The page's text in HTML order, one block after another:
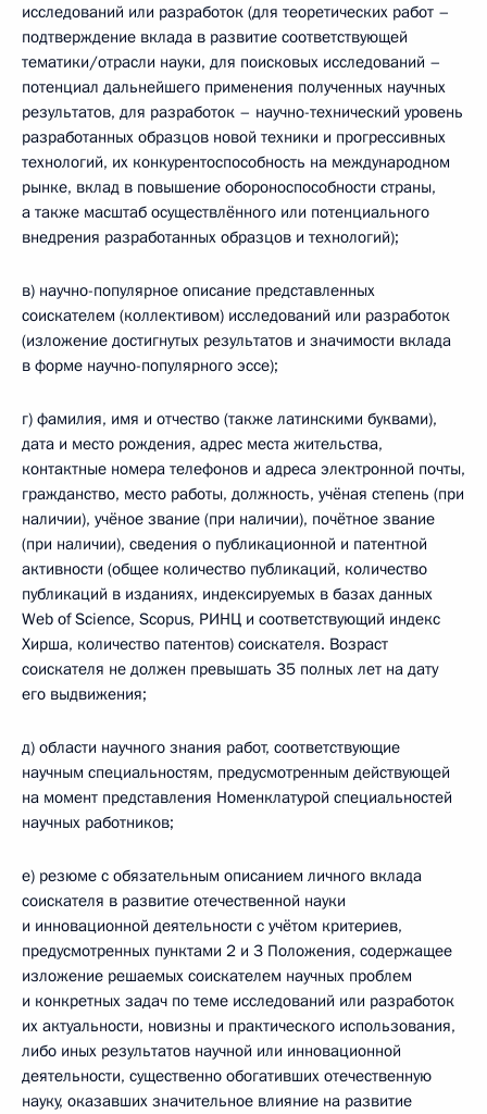
исследований или разработок (для теоретических работ –
подтверждение вклада в развитие соответствующей
тематики/отрасли науки, для поисковых исследований –
потенциал дальнейшего применения полученных научных
результатов, для разработок – научно-технический уровень
разработанных образцов новой техники и прогрессивных
технологий, их конкурентоспособность на международном
рынке, вклад в повышение обороноспособности страны,
а также масштаб осуществлённого или потенциального
внедрения разработанных образцов и технологий);
в) научно-популярное описание представленных
соискателем (коллективом) исследований или разработок
(изложение достигнутых результатов и значимости вклада
в форме научно-популярного эссе);
г) фамилия, имя и отчество (также латинскими буквами),
дата и место рождения, адрес места жительства,
контактные номера телефонов и адреса электронной почты,
гражданство, место работы, должность, учёная степень (при
наличии), учёное звание (при наличии), почётное звание
(при наличии), сведения о публикационной и патентной
активности (общее количество публикаций, количество
публикаций в изданиях, индексируемых в базах данных
Web of Science, Scopus, РИНЦ и соответствующий индекс
Хирша, количество патентов) соискателя. Возраст
соискателя не должен превышать 35 полных лет на дату
его выдвижения;
д) области научного знания работ, соответствующие
научным специальностям, предусмотренным действующей
на момент представления Номенклатурой специальностей
научных работников;
е) резюме с обязательным описанием личного вклада
соискателя в развитие отечественной науки
и инновационной деятельности с учётом критериев,
предусмотренных пунктами 2 и 3 Положения, содержащее
изложение решаемых соискателем научных проблем
и конкретных задач по теме исследований или разработок
их актуальности, новизны и практического использования,
либо иных результатов научной или инновационной
деятельности, существенно обогативших отечественную
науку, оказавших значительное влияние на развитие